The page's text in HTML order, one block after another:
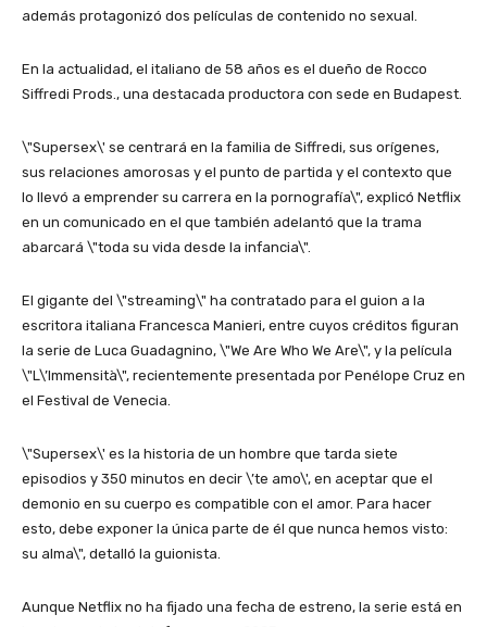
además protagonizó dos películas de contenido no sexual.
En la actualidad, el italiano de 58 años es el dueño de Rocco
Siffredi Prods., una destacada productora con sede en Budapest.
\"Supersex\' se centrará en la familia de Siffredi, sus orígenes,
sus relaciones amorosas y el punto de partida y el contexto que
lo llevó a emprender su carrera en la pornografía\", explicó Netflix
en un comunicado en el que también adelantó que la trama
abarcará \"toda su vida desde la infancia\".
El gigante del \"streaming\" ha contratado para el guion a la
escritora italiana Francesca Manieri, entre cuyos créditos figuran
la serie de Luca Guadagnino, \"We Are Who We Are\", y la película
\"L\’Immensità\", recientemente presentada por Penélope Cruz en
el Festival de Venecia.
\"Supersex\' es la historia de un hombre que tarda siete
episodios y 350 minutos en decir \’te amo\', en aceptar que el
demonio en su cuerpo es compatible con el amor. Para hacer
esto, debe exponer la única parte de él que nunca hemos visto:
su alma\", detalló la guionista.
Aunque Netflix no ha fijado una fecha de estreno, la serie está en